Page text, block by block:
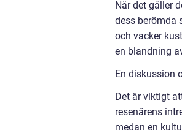
När det gäller
dess berömda
och vacker
en blandning
En diskussion
Det är viktigt
resenärens
medan en